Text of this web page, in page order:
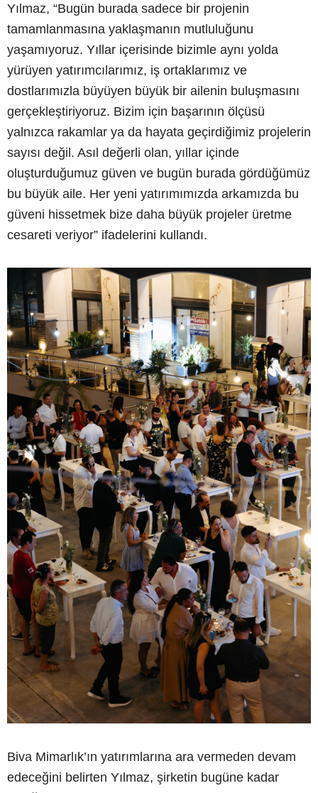
Yılmaz, “Bugün burada sadece bir projenin
tamamlanmasına yaklaşmanın mutluluğunu
yaşamıyoruz. Yıllar içerisinde bizimle aynı yolda
yürüyen yatırımcılarımız, iş ortaklarımız ve
dostlarımızla büyüyen büyük bir ailenin buluşmasını
gerçekleştiriyoruz. Bizim için başarının ölçüsü
yalnızca rakamlar ya da hayata geçirdiğimiz projelerin
sayısı değil. Asıl değerli olan, yıllar içinde
oluşturduğumuz güven ve bugün burada gördüğümüz
bu büyük aile. Her yeni yatırımımızda arkamızda bu
güveni hissetmek bize daha büyük projeler üretme
cesareti veriyor” ifadelerini kullandı.
Biva Mimarlık’ın yatırımlarına ara vermeden devam
edeceğini belirten Yılmaz, şirketin bugüne kadar